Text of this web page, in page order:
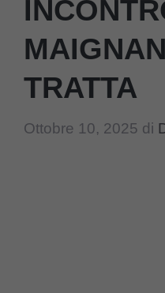
TRATTA
Ottobre 10, 2025 di